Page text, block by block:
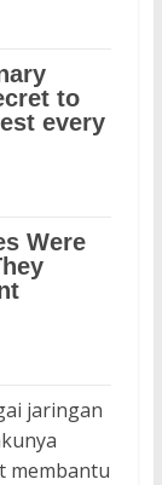
jaringan
membantu